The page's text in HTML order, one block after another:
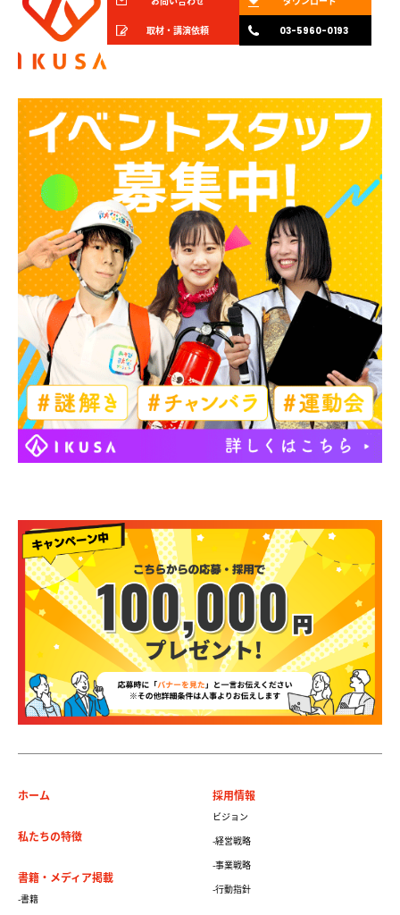
取材・講演依頼 03-5960-0193
ホーム
私たちの特徴
書籍・メディア掲載
-書籍
採用情報
ビジョン
-経営戦略
-事業戦略
-行動指針